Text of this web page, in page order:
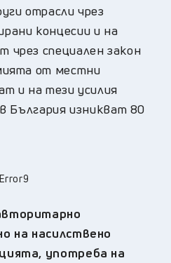
отрасли чрез
концесии и на
чрез специален закон
от местни
и на тези усилия
България изникват 80
Error9
на насилствено
употреба на